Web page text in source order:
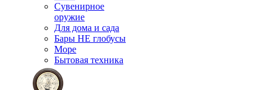
Сувенирное
оружие
Для дома и сада
Бары НЕ глобусы
Море
Бытовая техника